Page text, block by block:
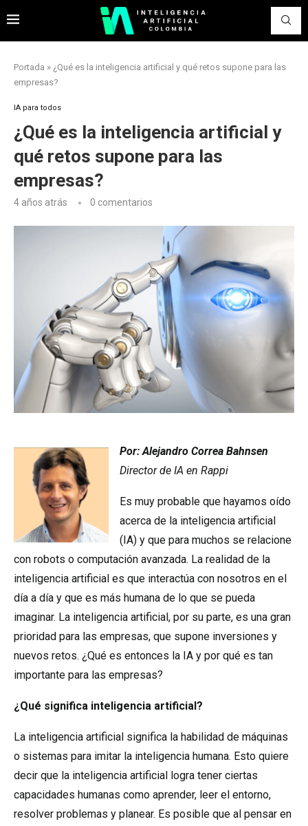
Portada » ¿Qué es la inteligencia artificial y qué retos supone para las
empresas?
IA para todos
¿Qué es la inteligencia artificial y
qué retos supone para las
empresas?
4 años atrás 0 comentarios
Por: Alejandro Correa Bahnsen
Director de IA en Rappi
Es muy probable que hayamos oído
acerca de la inteligencia artificial
(IA) y que para muchos se relacione
con robots o computación avanzada. La realidad de la
inteligencia artificial es que interactúa con nosotros en el
día a día y que es más humana de lo que se pueda
imaginar. La inteligencia artificial, por su parte, es una gran
prioridad para las empresas, que supone inversiones y
nuevos retos. ¿Qué es entonces la IA y por qué es tan
importante para las empresas?
¿Qué significa inteligencia artificial?
La inteligencia artificial significa la habilidad de máquinas
o sistemas para imitar la inteligencia humana. Esto quiere
decir que la inteligencia artificial logra tener ciertas
capacidades humanas como aprender, leer el entorno,
resolver problemas y planear. Es posible que al pensar en